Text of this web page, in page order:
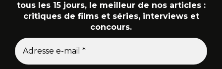
tous les 15 jours, le meilleur de nos articles :
critiques de films et séries, interviews et
concours.